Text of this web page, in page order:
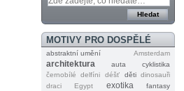
MOTIVY PRO DOSPĚLÉ
abstraktní umění Amsterdam
architektura auta
cyklistika
černobílé
delfíni déšť děti dinosauři
draci
Egypt exotika
fantasy